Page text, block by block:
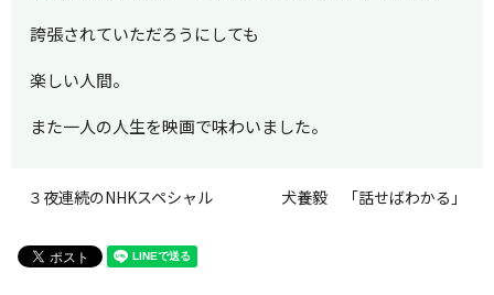
誇張されていただろうにしても
楽しい人間。
また一人の人生を映画で味わいました。
３夜連続のNHKスペシャル 犬養毅 「話せばわかる」